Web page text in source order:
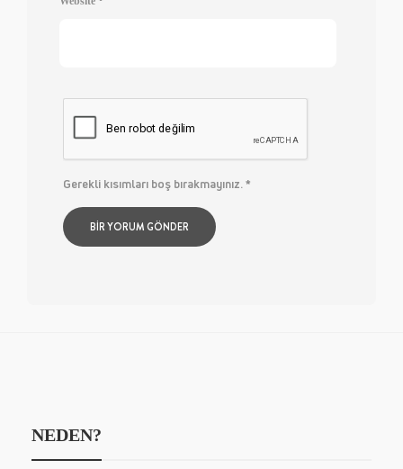
Gerekli kısımları boş bırakmayınız.*
NEDEN?